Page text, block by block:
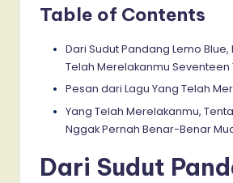
Table of Contents
Dari Sudut Pandang Lemo Blue,
Telah Merelakanmu Seventeen
Pesan dari Lagu Yang Telah
Yang Telah Merelakanmu,
Nggak Pernah Benar-Benar
Dari Sudut